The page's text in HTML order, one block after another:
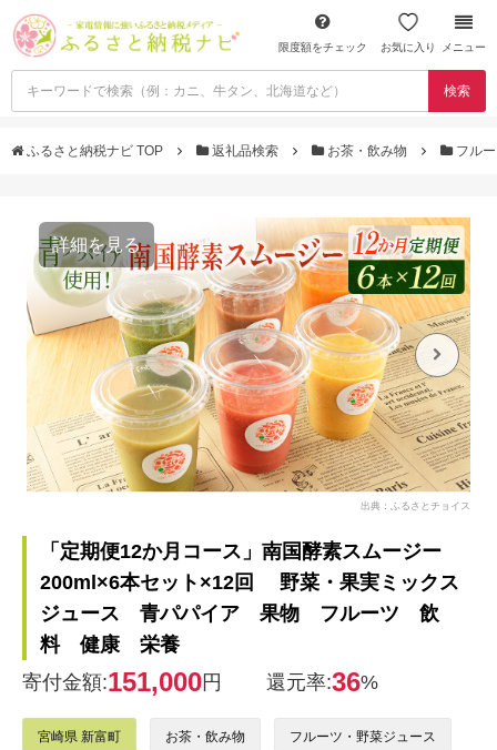
限度額をチェック お気に入り メニュー
検索
ふるさと納税ナビ TOP 返礼品検索 お茶・飲み物 フル
詳細を見る
出典：ふるさとチョイス
「定期便12か月コース」南国酵素スムージー
200ml×6本セット×12回 野菜・果実ミックス
ジュース 青パパイア 果物 フルーツ 飲
料 健康 栄養
寄付金額:151,000円 還元率:36%
宮崎県 新富町 お茶・飲み物 フルーツ・野菜ジュース